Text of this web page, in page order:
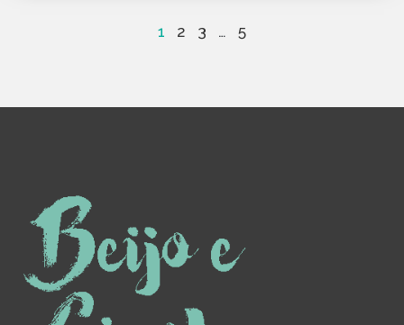
1 2 3 … 5